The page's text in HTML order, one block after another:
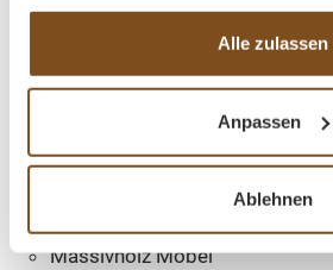
haben.
Alle zulassen
Anpassen
Ablehnen
dieses Bücherregal
Beständigkeit. Er überzeugt
praktischen Lösungen, sondern
Abmessungen: H: 190 cm, B:
Korpusfarbe - frei wählbar
Innenfarbe - frei wählbar
Massivholz Möbel